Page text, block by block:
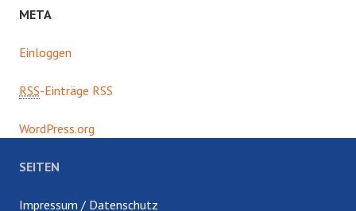
META
Einloggen
RSS-Einträge RSS
WordPress.org
SEITEN
Impressum / Datenschutz